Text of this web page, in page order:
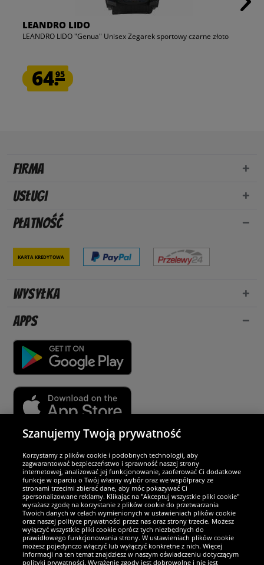
LEANDRO LIDO
LEANDRO LIDO "Genua" Unisex Zegarek sportowy czarne złoto
64.95
Firma
Usługi
Płatność
Karta kredytowa
Wysyłka
Apps
Partnerzy i bezpieczeństwo
Jesteśmy wyjątkowi
Szanujemy Twoją prywatność
Korzystamy z plików cookie i podobnych technologii, aby
zagwarantować bezpieczeństwo i sprawność naszej strony
internetowej, analizować jej funkcjonowanie, zaoferować Ci dodatkowe
funkcje w oparciu o Twój własny wybór oraz we współpracy ze
stronami trzecimi zbierać dane, aby móc pokazywać Ci
spersonalizowane reklamy. Klikając na "Akceptuj wszystkie pliki cookie"
wyrażasz zgodę na korzystanie z plików cookie do przetwarzania
Twoich danych w celach wymienionych w ustawieniach plików cookie
oraz naszej polityce prywatności przez nas oraz strony trzecie. Możesz
wyłączyć wszystkie pliki cookie oprócz tych niezbędnych do
prawidłowego funkcjonowania strony. W ustawieniach plików cookie
możesz pojedynczo włączyć lub wyłączyć konkretne z nich. Więcej
informacji na ten temat znajdziesz w naszym oświadczeniu dotyczącym
polityki prywatności. Wyrażenie zgody jest dobrowolne i nie jest